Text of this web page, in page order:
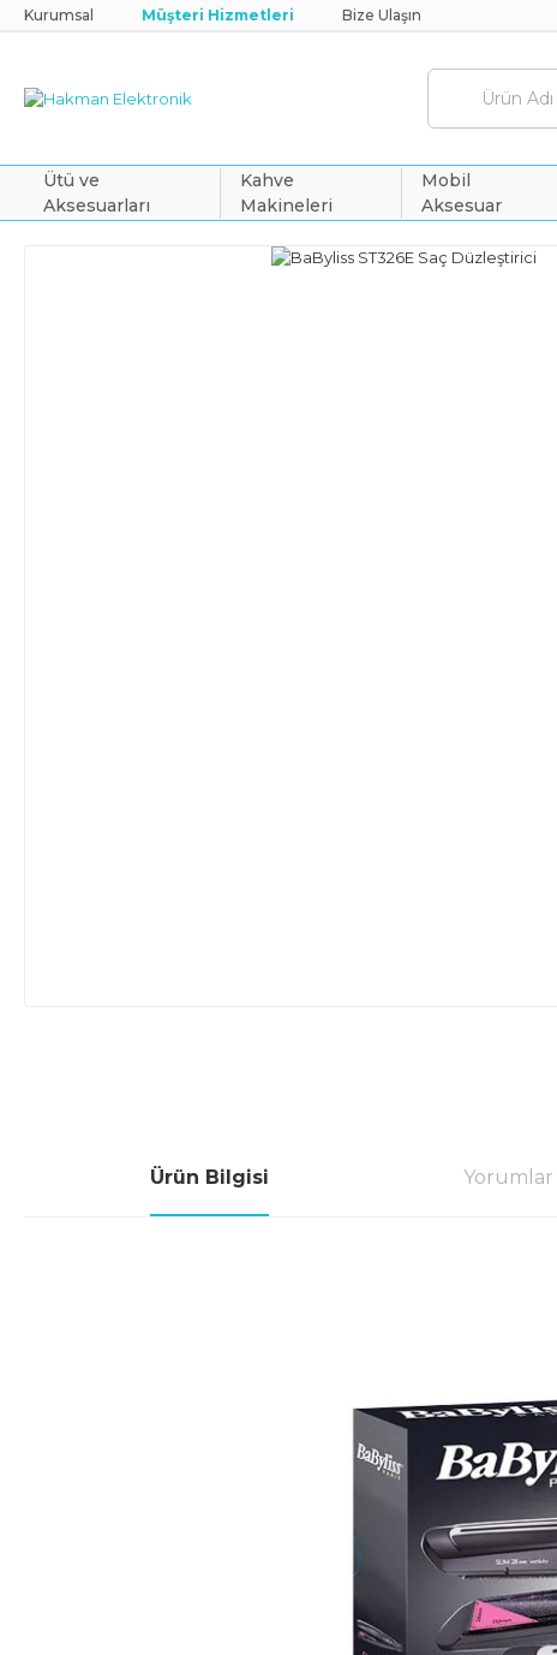
Kurumsal Müşteri Hizmetleri Bize Ulaşın
Ütü ve
Aksesuarları
Kahve
Makineleri
Mobil
Aksesuar
Ürün Bilgisi Yorumlar